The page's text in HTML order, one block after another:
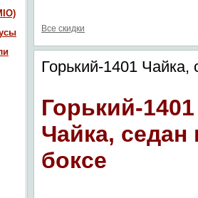
Все скидки
Горький-1401 Чайка,
Горький-1401
Чайка, седан
боксе